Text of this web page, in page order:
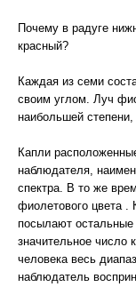
Почему в радуге
красный?
Каждая из семи
своим углом. Луч
наибольшей
Капли
наблюдателя,
спектра. В то же
фиолетового цвета
посылают остальные
значительное число
человека весь
наблюдатель